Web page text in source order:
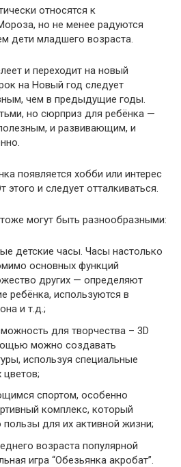
относятся к
но не менее радуются
дети младшего возраста.
и переходит на новый
на Новый год следует
чем в предыдущие годы.
но сюрприз для ребёнка —
и развивающим, и
появляется хобби или интерес
этого и следует отталкиваться.
могут быть разнообразными:
детские часы. Часы настолько
основных функций
других — определяют
ребёнка, используются в
и т.д.;
для творчества – 3D
можно создавать
используя специальные
цветов;
спортом, особенно
комплекс, который
пользы для их активной жизни;
возраста популярной
игра “Обезьянка акробат”.